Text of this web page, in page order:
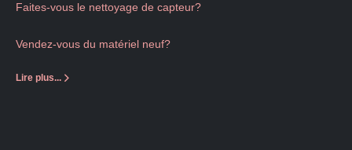
Faites-vous le nettoyage de capteur?
Vendez-vous du matériel neuf?
Lire plus...